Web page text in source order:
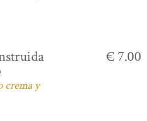
crema y
€ 7.00